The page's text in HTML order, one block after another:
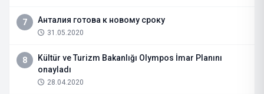
7 Анталия готова к новому сроку
31.05.2020
8
Kültür ve Turizm Bakanlığı Olympos İmar Planını
onayladı
28.04.2020